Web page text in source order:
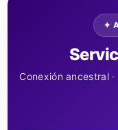
✦
Conexión ancestral